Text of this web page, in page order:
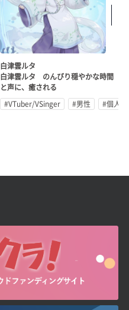
白津雲ルタ
白津雲ルタ のんびり穏やかな時間
と声に、癒される
#VTuber/VSinger
#男性 #個人勢